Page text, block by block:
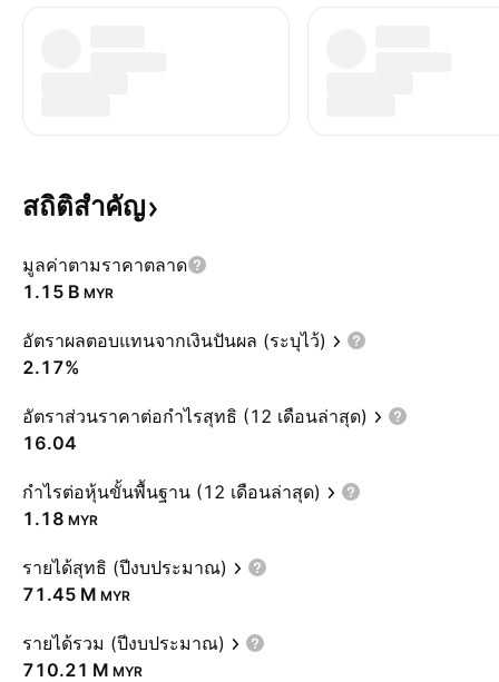
สถิติสำคัญ
มูลค่าตามราคาตลาด
‪1.15 B‬ MYR
อัตราผลตอบแทนจากเงินปันผล (ระบุไว้)
2.17%
อัตราส่วนราคาต่อกำไรสุทธิ (12 เดือนล่าสุด)
16.04
กำไรต่อหุ้นขั้นพื้นฐาน (12 เดือนล่าสุด)
1.18 MYR
รายได้สุทธิ (ปีงบประมาณ)
‪71.45 M‬ MYR
รายได้รวม (ปีงบประมาณ)
‪710.21 M‬ MYR